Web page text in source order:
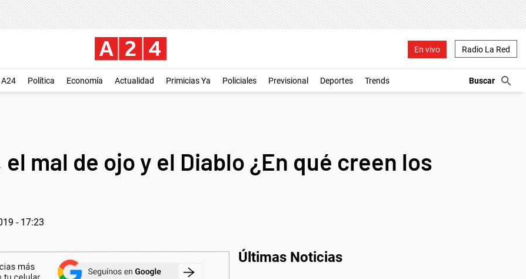
En vivo Radio La Red
A24 Política Economía Actualidad Primicias Ya Policiales Previsional Deportes Trends
mal de ojo y el Diablo ¿En qué creen los
- 17:23
Últimas Noticias